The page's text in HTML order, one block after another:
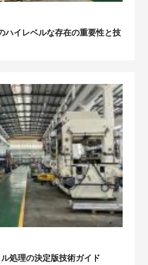
ハイレベルな存在の重要性と技
処理の決定版技術ガイド